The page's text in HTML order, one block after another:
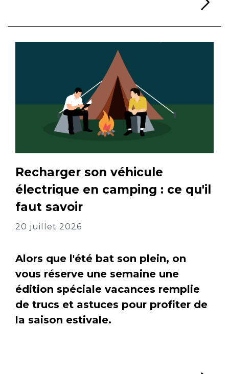
Recharger son véhicule
électrique en camping : ce qu'il
faut savoir
20 juillet 2026
Alors que l'été bat son plein, on
vous réserve une semaine une
édition spéciale vacances remplie
de trucs et astuces pour profiter de
la saison estivale.